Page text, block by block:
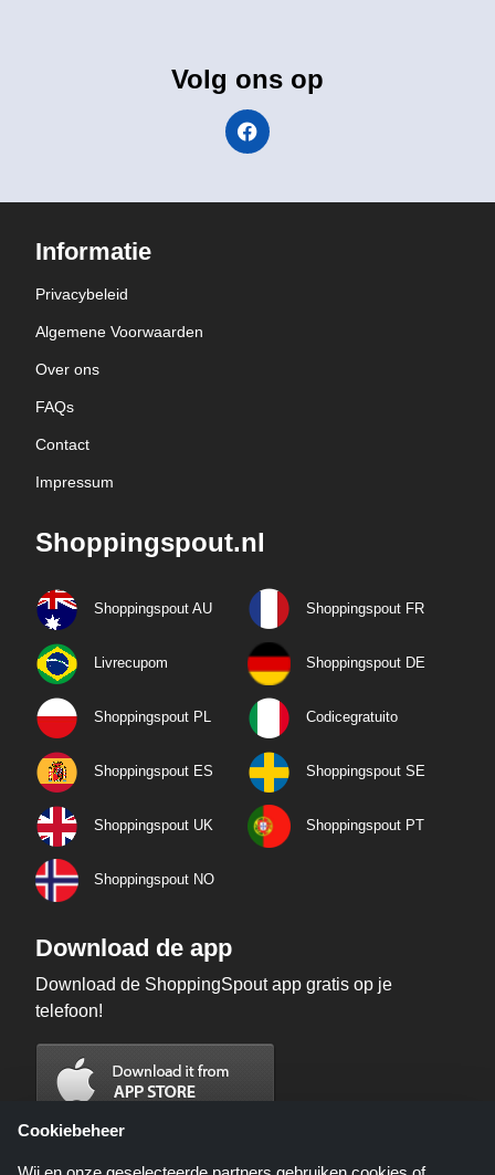
Volg ons op
Informatie
Privacybeleid
Algemene Voorwaarden
Over ons
FAQs
Contact
Impressum
Shoppingspout.nl
Shoppingspout AU Shoppingspout FR
Livrecupom Shoppingspout DE
Shoppingspout PL Codicegratuito
Shoppingspout ES Shoppingspout SE
Shoppingspout UK Shoppingspout PT
Shoppingspout NO
Download de app
Download de ShoppingSpout app gratis op je
telefoon!
Cookiebeheer